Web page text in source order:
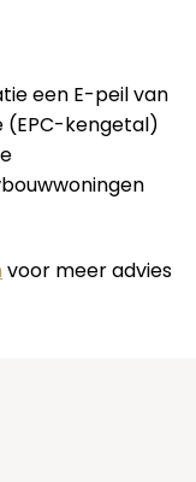
een E-peil van
(EPC-kengetal)
voor meer advies